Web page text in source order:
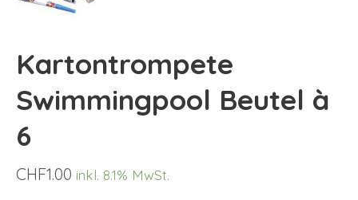
Kartontrompete
Swimmingpool Beutel à
6
CHF1.00 inkl. 8.1% MwSt.